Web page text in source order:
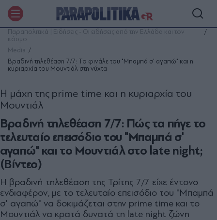
Παραπολιτικά | Ειδήσεις - Οι ειδήσεις από την Ελλάδα και τον
κόσμο
Media
Βραδινή τηλεθέαση 7/7: Το φινάλε του "Μπαμπά σ' αγαπώ" και η
κυριαρχία του Μουντιάλ στη νύχτα
Βραδινή τηλεθέαση 7/7: Πώς τα πήγε το
τελευταίο επεισόδιο του "Μπαμπά σ'
αγαπώ" και το Μουντιάλ στο late night;
(Βίντεο)
Η μάχη της prime time και η κυριαρχία του
Μουντιάλ
Η βραδινή τηλεθέαση της Τρίτης 7/7 είχε έντονο
ενδιαφέρον, με το τελευταίο επεισόδιο του "Μπαμπά
σ' αγαπώ" να δοκιμάζεται στην prime time και το
Μουντιάλ να κρατά δυνατά τη late night ζώνη